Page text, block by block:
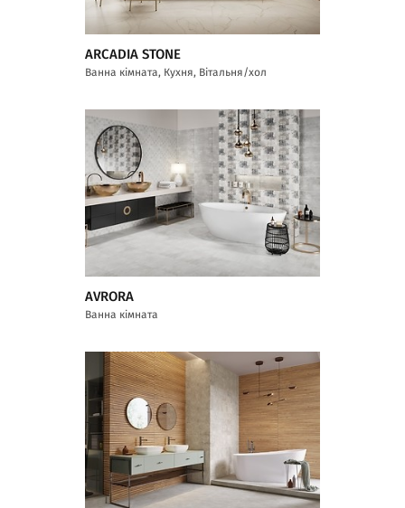
ARCADIA STONE
Ванна кімната, Кухня, Вітальня/хол
AVRORA
Ванна кімната